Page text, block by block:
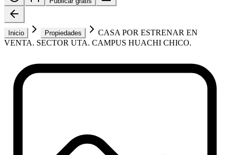
Inicio Propiedades
CASA POR ESTRENAR EN
VENTA. SECTOR UTA. CAMPUS HUACHI CHICO.